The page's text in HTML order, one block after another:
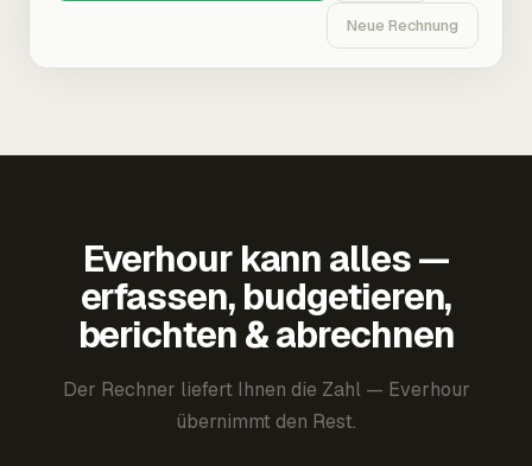
Neue Rechnung
Everhour kann alles —
erfassen, budgetieren,
berichten & abrechnen
Der Rechner liefert Ihnen die Zahl — Everhour
übernimmt den Rest.